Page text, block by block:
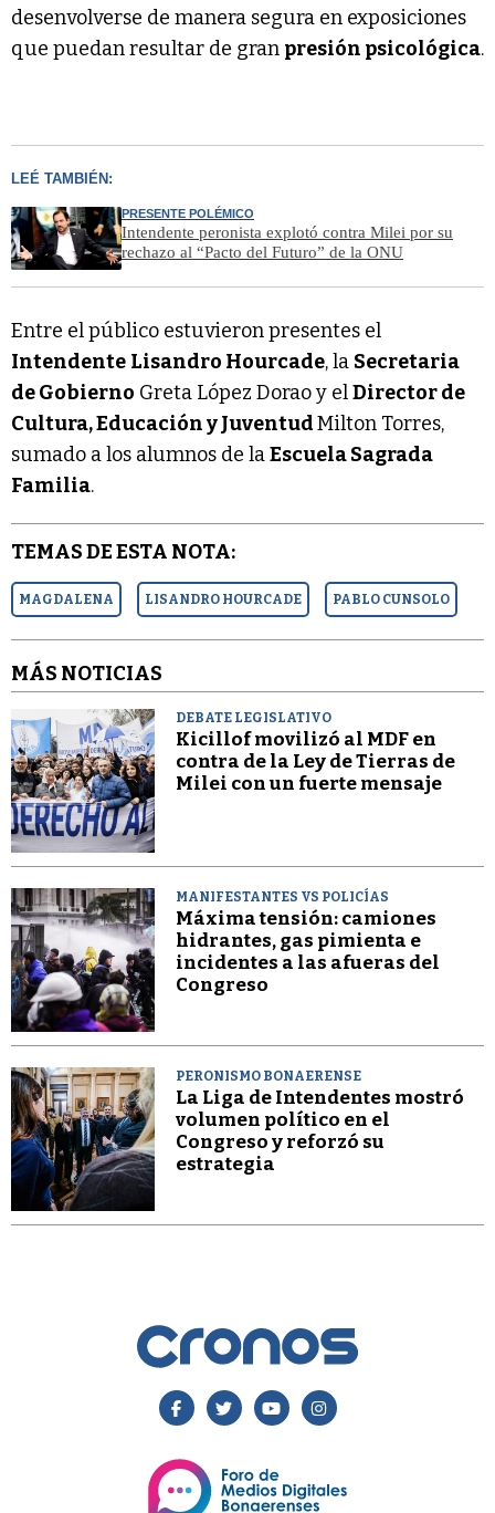
desenvolverse de manera segura en exposiciones
que puedan resultar de gran presión psicológica.
LEÉ TAMBIÉN:
PRESENTE POLÉMICO
Intendente peronista explotó contra Milei por su
rechazo al “Pacto del Futuro” de la ONU
Entre el público estuvieron presentes el
Intendente Lisandro Hourcade, la Secretaria
de Gobierno Greta López Dorao y elDirector de
Cultura, Educación y JuventudMilton Torres,
sumado a los alumnos de laEscuela Sagrada
Familia.
TEMAS DE ESTA NOTA:
MAGDALENA LISANDRO HOURCADE PABLO CUNSOLO
MÁS NOTICIAS
DEBATE LEGISLATIVO
Kicillof movilizó al MDF en
contra de la Ley de Tierras de
Milei con un fuerte mensaje
MANIFESTANTES VS POLICÍAS
Máxima tensión: camiones
hidrantes, gas pimienta e
incidentes a las afueras del
Congreso
PERONISMO BONAERENSE
La Liga de Intendentes mostró
volumen político en el
Congreso y reforzó su
estrategia